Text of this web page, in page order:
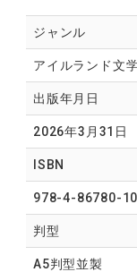
ジャンル
アイルランド
出版年月日
2026年3月31日
ISBN
978-4-86780-
判型
A5判型並製